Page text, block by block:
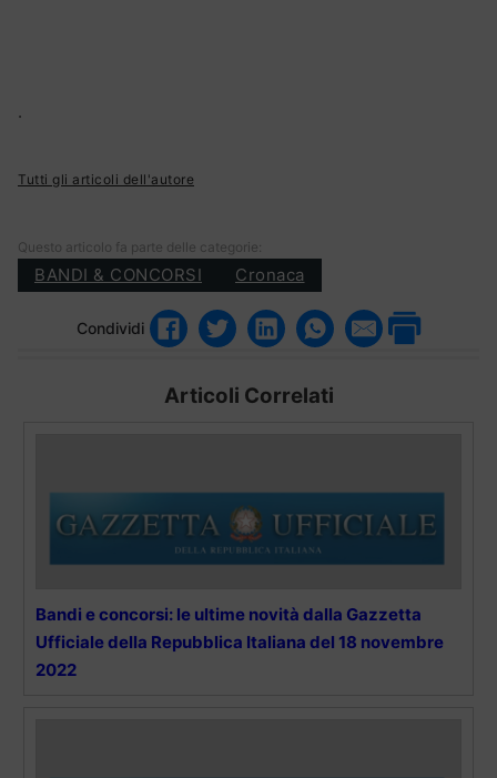
.
Tutti gli articoli dell'autore
Questo articolo fa parte delle categorie:
BANDI & CONCORSI Cronaca
Condividi
Articoli Correlati
Bandi e concorsi: le ultime novità dalla Gazzetta
Ufficiale della Repubblica Italiana del 18 novembre
2022